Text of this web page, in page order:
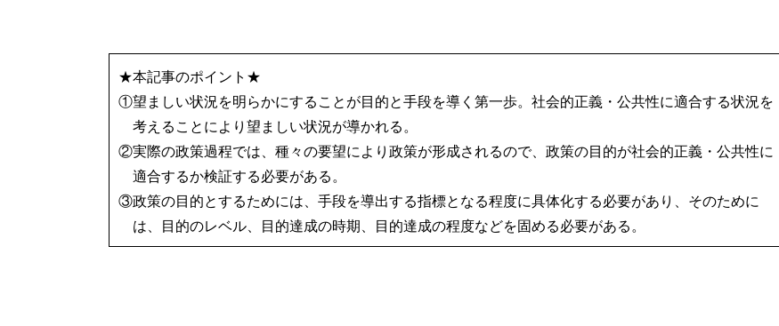
★本記事のポイント★
①望ましい状況を明らかにすることが目的と手段を導く第一歩。社会的正義・公共性に適合する状況を
考えることにより望ましい状況が導かれる。
②実際の政策過程では、種々の要望により政策が形成されるので、政策の目的が社会的正義・公共性に
適合するか検証する必要がある。
③政策の目的とするためには、手段を導出する指標となる程度に具体化する必要があり、そのために
は、目的のレベル、目的達成の時期、目的達成の程度などを固める必要がある。